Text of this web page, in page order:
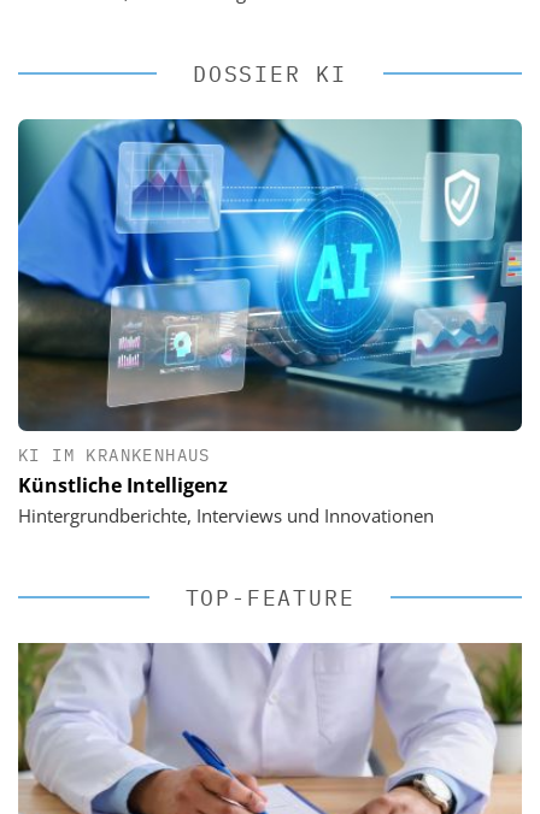
DOSSIER KI
KI IM KRANKENHAUS
Künstliche Intelligenz
Hintergrundberichte, Interviews und Innovationen
TOP-FEATURE